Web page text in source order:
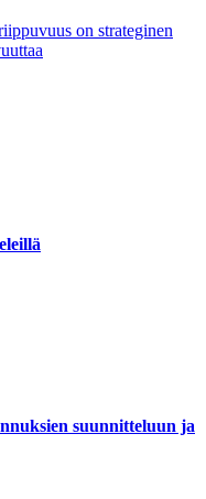
on strateginen
suunnitteluun ja